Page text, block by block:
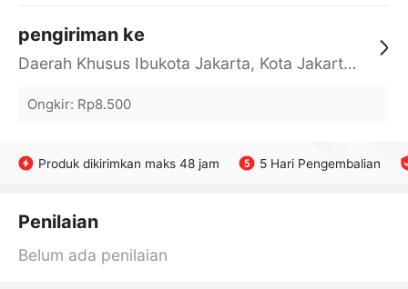
pengiriman ke
Daerah Khusus Ibukota Jakarta, Kota Jakarta Barat, Cengkareng, yy
Ongkir: Rp8.500
Produk dikirimkan maks 48 jam 5 Hari Pengembalian
Penilaian
Belum ada penilaian